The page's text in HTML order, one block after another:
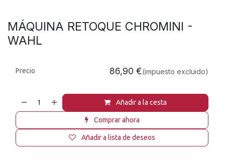
MÁQUINA RETOQUE CHROMINI -
WAHL
Añadir a la cesta
Comprar ahora
Añadir a lista de deseos
Precio 86,90 €(impuesto excluido)